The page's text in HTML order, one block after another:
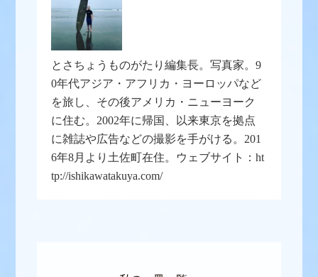
とさちょうものがたり編集長。写真家。9
0年代アジア・アフリカ・ヨーロッパなど
を旅し、その後アメリカ・ニューヨーク
に住む。2002年に帰国、以来東京を拠点
に雑誌や広告などの撮影を手がける。201
6年8月より土佐町在住。ウェブサイト：ht
tp://ishikawatakuya.com/